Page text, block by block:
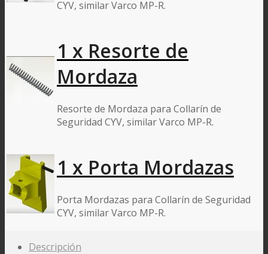
CYV, similar Varco MP-R.
1 x Resorte de
Mordaza
Resorte de Mordaza para Collarín de
Seguridad CYV, similar Varco MP-R.
1 x Porta Mordazas
Porta Mordazas para Collarín de Seguridad
CYV, similar Varco MP-R.
Descripción